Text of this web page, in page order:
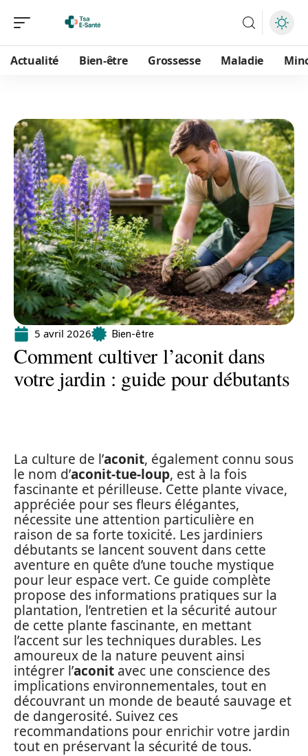
Actualité Bien-être Grossesse Maladie
5 avril 2026 Bien-être
Comment cultiver l’aconit dans
votre jardin : guide pour débutants
La culture de l’aconit, également connu sous
le nom d’aconit-tue-loup, est à la fois
fascinante et périlleuse. Cette plante vivace,
appréciée pour ses fleurs élégantes,
nécessite une attention particulière en
raison de sa forte toxicité. Les jardiniers
débutants se lancent souvent dans cette
aventure en quête d’une touche mystique
pour leur espace vert. Ce guide complète
propose des informations pratiques sur la
plantation, l’entretien et la sécurité autour
de cette plante fascinante, en mettant
l’accent sur les techniques durables. Les
amoureux de la nature peuvent ainsi
intégrer l’aconit avec une conscience des
implications environnementales, tout en
découvrant un monde de beauté sauvage et
de dangerosité. Suivez ces
recommandations pour enrichir votre jardin
tout en préservant la sécurité de tous.